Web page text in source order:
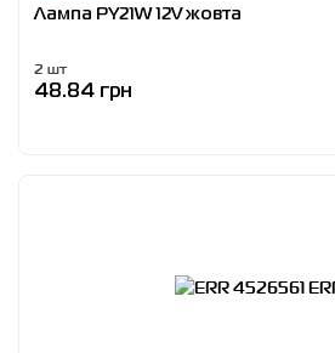
Лампа PY21W 12V жовта
2 шт
48.84 грн